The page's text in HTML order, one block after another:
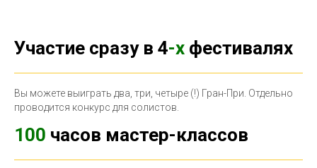
Участие сразу в 4-х фестивалях
Вы можете выиграть два, три, четыре (!) Гран-При. Отдельно
проводится конкурс для солистов.
100 часов мастер-классов